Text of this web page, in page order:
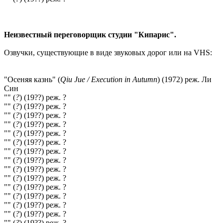
Неизвестный переговорщик студии "Кипарис".
Озвучки, существующие в виде звуковых дорог или на VHS:
"Осеняя казнь" (Qiu Jue / Execution in Autumn) (1972) реж. Ли
Син
"" (?) (19??) реж. ?
"" (?) (19??) реж. ?
"" (?) (19??) реж. ?
"" (?) (19??) реж. ?
"" (?) (19??) реж. ?
"" (?) (19??) реж. ?
"" (?) (19??) реж. ?
"" (?) (19??) реж. ?
"" (?) (19??) реж. ?
"" (?) (19??) реж. ?
"" (?) (19??) реж. ?
"" (?) (19??) реж. ?
"" (?) (19??) реж. ?
"" (?) (19??) реж. ?